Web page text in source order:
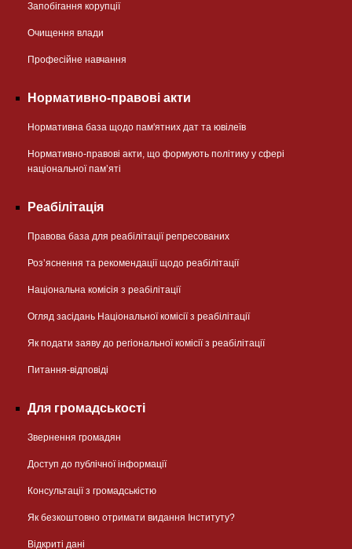
Запобігання корупції
Очищення влади
Професійне навчання
Нормативно-правові акти
Нормативна база щодо пам'ятних дат та ювілеїв
Нормативно-правові акти, що формують політику у сфері
національної памʼяті
Реабілітація
Правова база для реабілітації репресованих
Розʼяснення та рекомендації щодо реабілітації
Національна комісія з реабілітації
Огляд засідань Національної комісії з реабілітації
Як подати заяву до регіональної комісії з реабілітації
Питання-відповіді
Для громадськості
Звернення громадян
Доступ до публічної інформації
Консультації з громадськістю
Як безкоштовно отримати видання Інституту?
Відкриті дані